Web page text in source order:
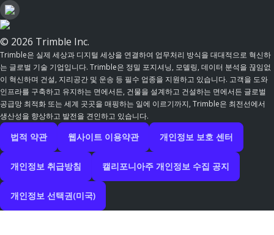
© 2026 Trimble Inc.
Trimble은 실제 세상과 디지털 세상을 연결하여 업무처리 방식을 대대적으로 혁신하
는 글로벌 기술 기업입니다. Trimble은 정밀 포지셔닝, 모델링, 데이터 분석을 끊임없
이 혁신하며 건설, 지리공간 및 운송 등 필수 업종을 지원하고 있습니다. 고객을 도와
인프라를 구축하고 유지하는 면에서든, 건물을 설계하고 건설하는 면에서든 글로벌
공급망 최적화 또는 세계 곳곳을 매핑하는 일에 이르기까지, Trimble은 최전선에서
생산성을 향상하고 발전을 견인하고 있습니다.
법적 약관 웹사이트 이용약관 개인정보 보호 센터
개인정보 취급방침 캘리포니아주 개인정보 수집 공지
개인정보 선택권(미국)